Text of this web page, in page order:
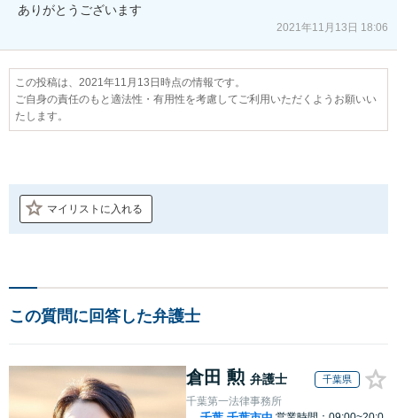
ありがとうございます
2021年11月13日 18:06
この投稿は、2021年11月13日時点の情報です。
ご自身の責任のもと適法性・有用性を考慮してご利用いただくようお願いい
たします。
マイリストに入れる
この質問に回答した弁護士
倉田 勲 弁護士 千葉県
千葉第一法律事務所